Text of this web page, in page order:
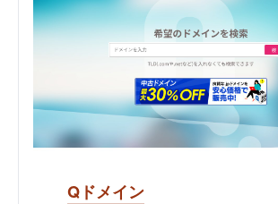
Qドメイン